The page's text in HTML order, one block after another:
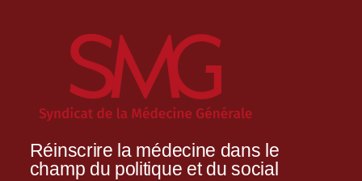
Réinscrire la médecine dans le
champ du politique et du social